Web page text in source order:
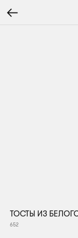
ТОСТЫ ИЗ
652